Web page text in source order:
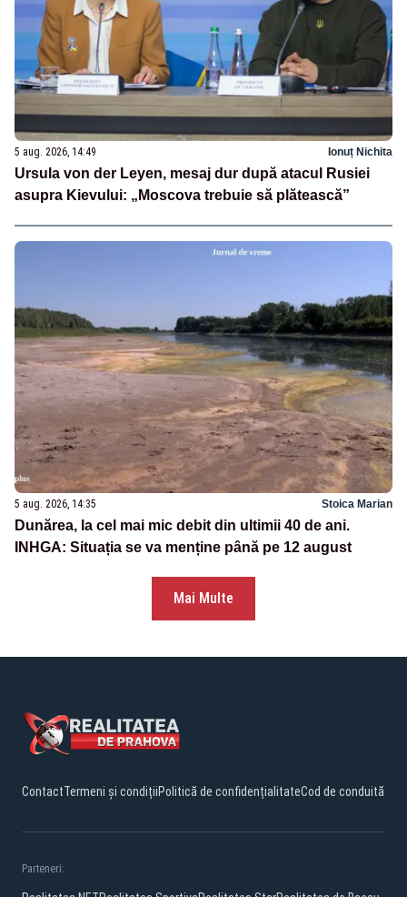
5 aug. 2026, 14:49 Ionuț Nichita
Ursula von der Leyen, mesaj dur după atacul Rusiei
asupra Kievului: „Moscova trebuie să plătească”
5 aug. 2026, 14:35 Stoica Marian
Dunărea, la cel mai mic debit din ultimii 40 de ani.
INHGA: Situația se va menține până pe 12 august
Mai Multe
ContactTermeni și condițiiPolitică de confidențialitateCod de conduită
Parteneri: